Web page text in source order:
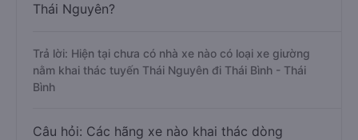
Thái Nguyên?
Trả lời: Hiện tại chưa có nhà xe nào có loại xe giường
nằm khai thác tuyến Thái Nguyên đi Thái Bình - Thái
Bình
Câu hỏi: Các hãng xe nào khai thác dòng